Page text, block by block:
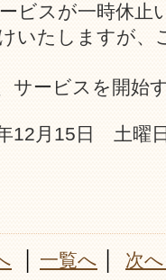
ビスが一時休止
いたしますが、
サービスを開始
12月15日 土曜
一覧へ 次